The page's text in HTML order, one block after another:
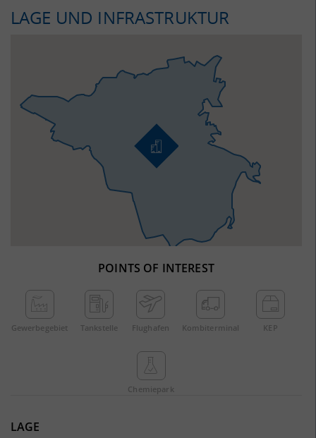
LAGE UND INFRASTRUKTUR
POINTS OF INTEREST
Gewerbe­gebiet Tankstelle Flughafen Kombi­terminal KEP
Chemie­park
LAGE